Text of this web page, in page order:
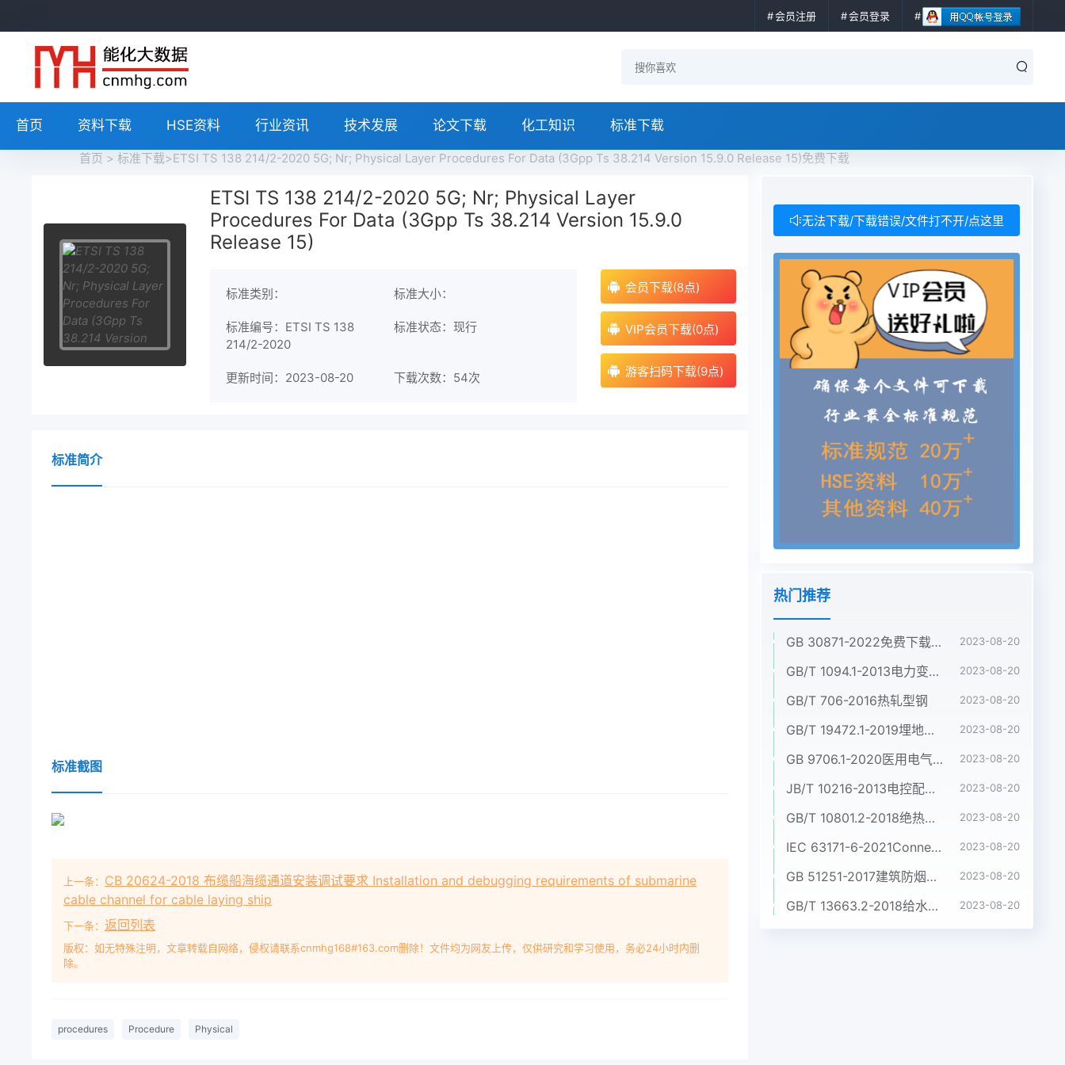
会员注册 会员登录
首页 资料下载 HSE资料 行业资讯 技术发展 论文下载 化工知识 标准下载
首页 > 标准下载>ETSI TS 138 214/2-2020 5G; Nr; Physical Layer Procedures For Data (3Gpp Ts 38.214 Version 15.9.0 Release 15)免费下载
ETSI TS 138 214/2-2020 5G; Nr; Physical Layer
Procedures For Data (3Gpp Ts 38.214 Version 15.9.0
Release 15)
标准类别： 标准大小：
标准编号：ETSI TS 138
214/2-2020
标准状态：现行
更新时间：2023-08-20 下载次数： 54次
会员下载(8点)
VIP会员下载(0点)
游客扫码下载(9点)
标准简介
标准截图
上一条： CB 20624-2018 布缆船海缆通道安装调试要求 Installation and debugging requirements of submarine
cable channel for cable laying ship
下一条： 返回列表
版权：如无特殊注明，文章转载自网络，侵权请联系cnmhg168#163.com删除！文件均为网友上传，仅供研究和学习使用，务必24小时内删
除。
procedures Procedure Physical
无法下载/下载错误/文件打不开/点这里
热门推荐
GB 30871-2022免费下载危险化学品企业特殊作业安全规范 2023-08-20
GB/T 1094.1-2013电力变压器 第1部分:总则 2023-08-20
GB/T 706-2016热轧型钢 2023-08-20
GB/T 19472.1-2019埋地用聚乙烯(PE)结构壁管道系统 第1部分:聚乙烯双壁波纹管材 2023-08-20
GB 9706.1-2020医用电气设备 第1部分:基本安全和基本性能的通用要求 2023-08-20
JB/T 10216-2013电控配电用电缆桥架 2023-08-20
GB/T 10801.2-2018绝热用挤塑聚苯乙烯泡沫塑料(XPS) 2023-08-20
IEC 63171-6-2021Connectors for electrical and electronic equipment - Part 6: Detail specification for 2-way and 4-way (data/power), shielded, free and fixed connectors for power and data transmission with frequencies up to 600 MHz 2023-08-20
GB 51251-2017建筑防烟排烟系统技术标准 2023-08-20
GB/T 13663.2-2018给水用聚乙烯(PE)管道系统 第2部分:管材 2023-08-20